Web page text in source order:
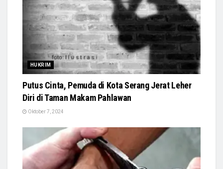
HUKRIM
Putus Cinta, Pemuda di Kota Serang Jerat Leher
Diri di Taman Makam Pahlawan
Oktober 7, 2024